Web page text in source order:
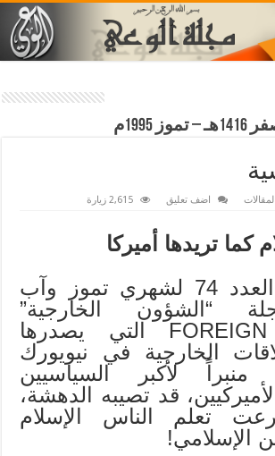
1995م
المقالات اضف تعليق 2,615 زيارة
كما تريدها أميركا
من يتصفح العدد 74 لشهري تموز وآب
“الشؤون الخارجية”
FOREIGN AFFAIRS التي يصدرها
الخارجية في نيويورك
منبراً لأكبر السياسيين
قد تصيبه الدهشة،
تعلم الناس الإسلام
الإسلامي!